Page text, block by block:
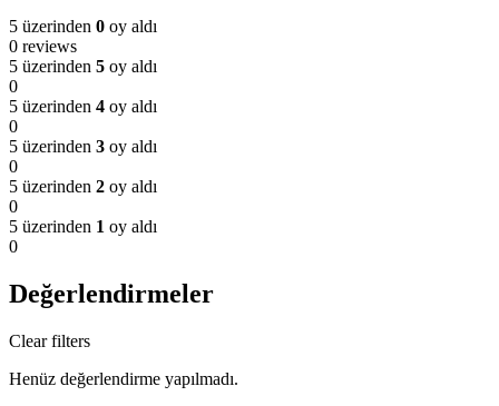
5 üzerinden 0 oy aldı
0 reviews
5 üzerinden 5 oy aldı
0
5 üzerinden 4 oy aldı
0
5 üzerinden 3 oy aldı
0
5 üzerinden 2 oy aldı
0
5 üzerinden 1 oy aldı
0
Değerlendirmeler
Clear filters
Henüz değerlendirme yapılmadı.